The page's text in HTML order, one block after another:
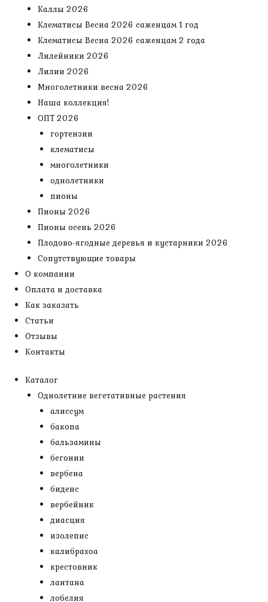
Каллы 2026
Клематисы Весна 2026 саженцам 1 год
Клематисы Весна 2026 саженцам 2 года
Лилейники 2026
Лилии 2026
Многолетники весна 2026
Наша коллекция!
ОПТ 2026
гортензии
клематисы
многолетники
однолетники
пионы
Пионы 2026
Пионы осень 2026
Плодово-ягодные деревья и кустарники 2026
Сопутствующие товары
О компании
Оплата и доставка
Как заказать
Статьи
Отзывы
Контакты
Каталог
Однолетние вегетативные растения
алиссум
бакопа
бальзамины
бегонии
вербена
биденс
вербейник
диасция
изолепис
калибрахоа
крестовник
лантана
лобелия